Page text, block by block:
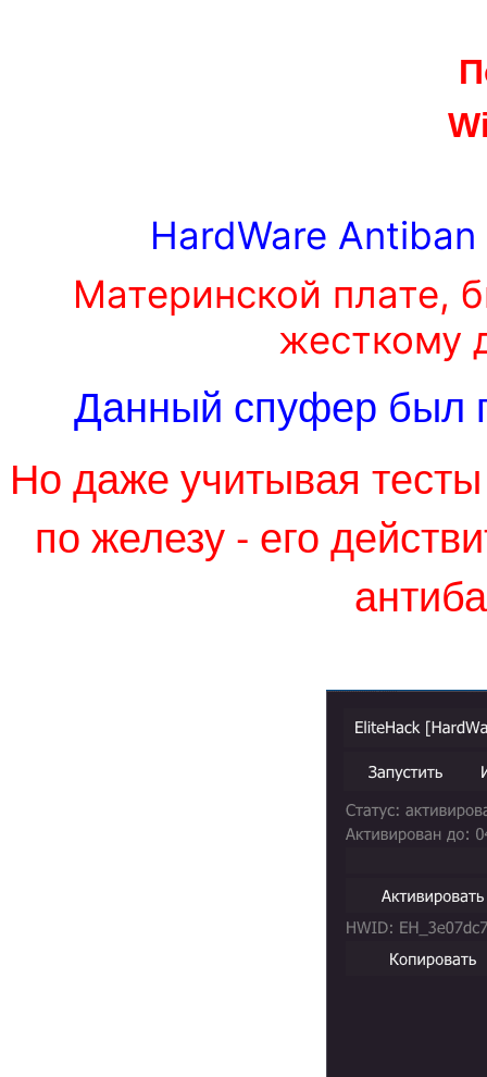
HardWare
Материнской плате,
жесткому
Данный спуфер был
Но даже учитывая
по железу - его